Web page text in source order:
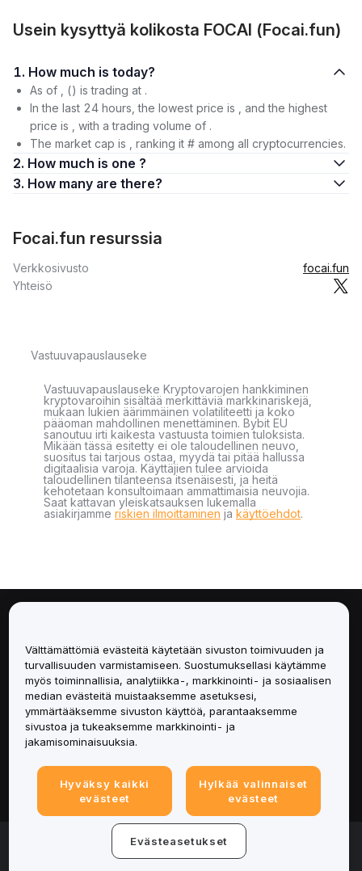
Usein kysyttyä kolikosta FOCAI (Focai.fun)
1. How much is today?
As of , () is trading at .
In the last 24 hours, the lowest price is , and the highest
price is , with a trading volume of .
The market cap is , ranking it # among all cryptocurrencies.
2. How much is one ?
3. How many are there?
Focai.fun resurssia
Verkkosivusto
focai.fun
Yhteisö
Vastuuvapauslauseke
Vastuuvapauslauseke Kryptovarojen hankkiminen
kryptovaroihin sisältää merkittäviä markkinariskejä,
mukaan lukien äärimmäinen volatiliteetti ja koko
pääoman mahdollinen menettäminen. Bybit EU
sanoutuu irti kaikesta vastuusta toimien tuloksista.
Mikään tässä esitetty ei ole taloudellinen neuvo,
suositus tai tarjous ostaa, myydä tai pitää hallussa
digitaalisia varoja. Käyttäjien tulee arvioida
taloudellinen tilanteensa itsenäisesti, ja heitä
kehotetaan konsultoimaan ammattimaisia neuvojia.
Saat kattavan yleiskatsauksen lukemalla
asiakirjamme riskien ilmoittaminen ja käyttöehdot.
Palvelut
Tuki
Tuotteet
Lakiasiat
© 2025-2026 Bybit.eu. All rights reserved.
Välttämättömiä evästeitä käytetään sivuston toimivuuden ja
turvallisuuden varmistamiseen. Suostumuksellasi käytämme
myös toiminnallisia, analytiikka-, markkinointi- ja sosiaalisen
median evästeitä muistaaksemme asetuksesi,
ymmärtääksemme sivuston käyttöä, parantaaksemme
sivustoa ja tukeaksemme markkinointi- ja
jakamisominaisuuksia.
Hyväksy kaikki
evästeet
Hylkää valinnaiset
evästeet
Evästeasetukset